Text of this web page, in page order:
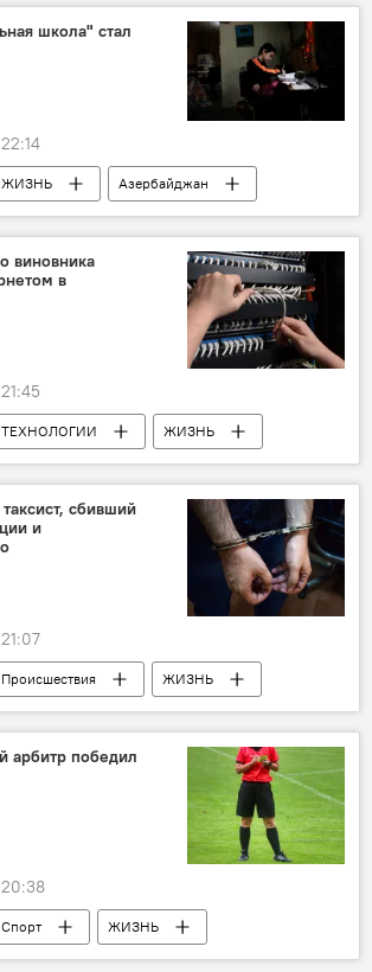
АМОР
школа" стал
ЖИЗНЬ
Азербайджан
виновника
в
ТЕХНОЛОГИИ
ЖИЗНЬ
Минсвязи
Интернет
сбивший
и
Происшествия
ЖИЗНЬ
таксист полиция
арбитр победил
Спорт
ЖИЗНЬ
Азербайджан
арбитр